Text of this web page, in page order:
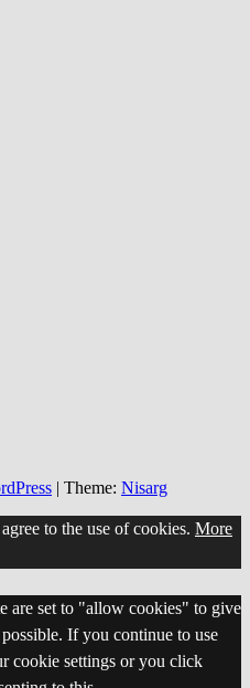
| Theme: Nisarg
to the use of cookies. More
are set to "allow cookies" to give
If you continue to use
cookie settings or you click